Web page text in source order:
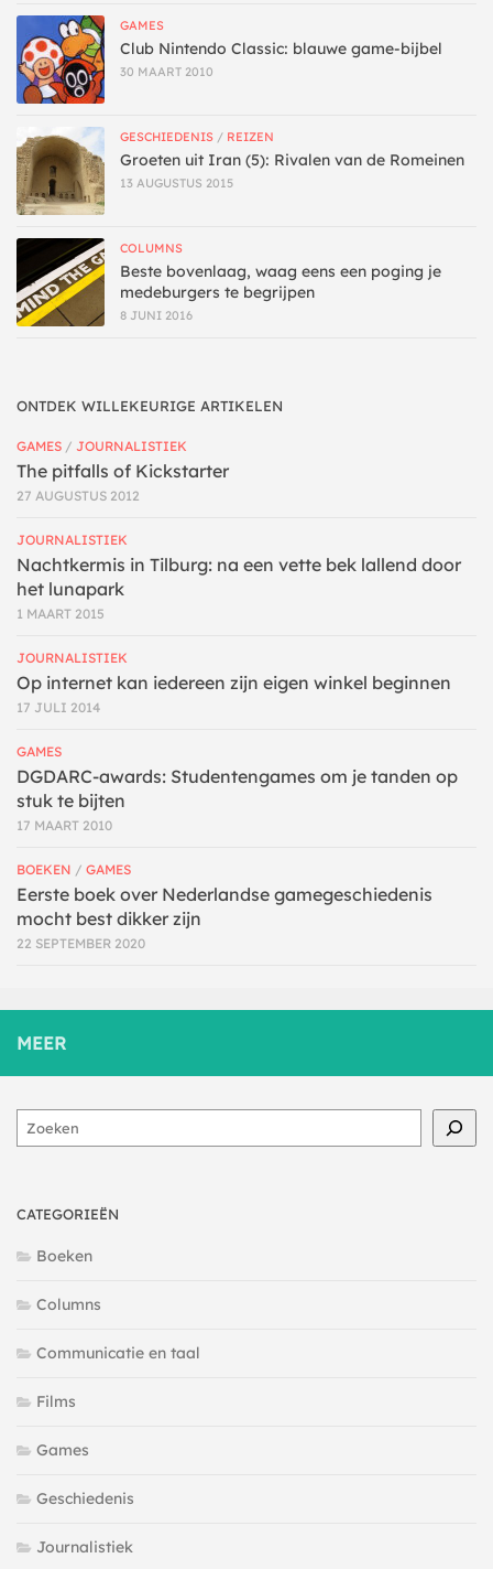
GAMES
Club Nintendo Classic: blauwe game-bijbel
30 MAART 2010
GESCHIEDENIS / REIZEN
Groeten uit Iran (5): Rivalen van de Romeinen
13 AUGUSTUS 2015
COLUMNS
Beste bovenlaag, waag eens een poging je
medeburgers te begrijpen
8 JUNI 2016
ONTDEK WILLEKEURIGE ARTIKELEN
GAMES / JOURNALISTIEK
The pitfalls of Kickstarter
27 AUGUSTUS 2012
JOURNALISTIEK
Nachtkermis in Tilburg: na een vette bek lallend door
het lunapark
1 MAART 2015
JOURNALISTIEK
Op internet kan iedereen zijn eigen winkel beginnen
17 JULI 2014
GAMES
DGDARC-awards: Studentengames om je tanden op
stuk te bijten
17 MAART 2010
BOEKEN / GAMES
Eerste boek over Nederlandse gamegeschiedenis
mocht best dikker zijn
22 SEPTEMBER 2020
MEER
Zoeken
CATEGORIEËN
Boeken
Columns
Communicatie en taal
Films
Games
Geschiedenis
Journalistiek